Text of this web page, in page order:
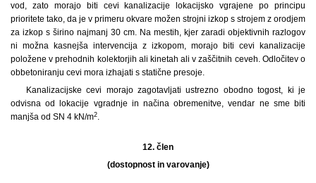
vod, zato morajo biti cevi kanalizacije lokacijsko vgrajene po principu
prioritete tako, da je v primeru okvare možen strojni izkop s strojem z orodjem
za izkop s širino najmanj 30 cm. Na mestih, kjer zaradi objektivnih razlogov
ni možna kasnejša intervencija z izkopom, morajo biti cevi kanalizacije
položene v prehodnih kolektorjih ali kinetah ali v zaščitnih ceveh. Odločitev o
obbetoniranju cevi mora izhajati s statične presoje.
Kanalizacijske cevi morajo zagotavljati ustrezno obodno togost, ki je
odvisna od lokacije vgradnje in načina obremenitve, vendar ne sme biti
manjša od SN 4 kN/m2.
12. člen
(dostopnost in varovanje)